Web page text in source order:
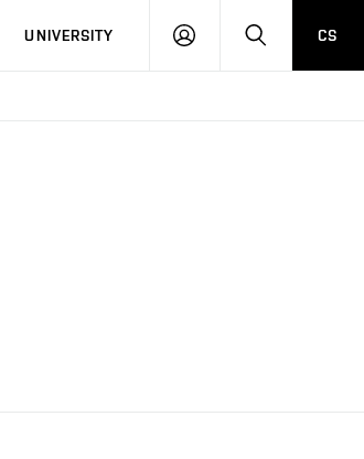
UNIVERSITY
LOG
SEARCHCS